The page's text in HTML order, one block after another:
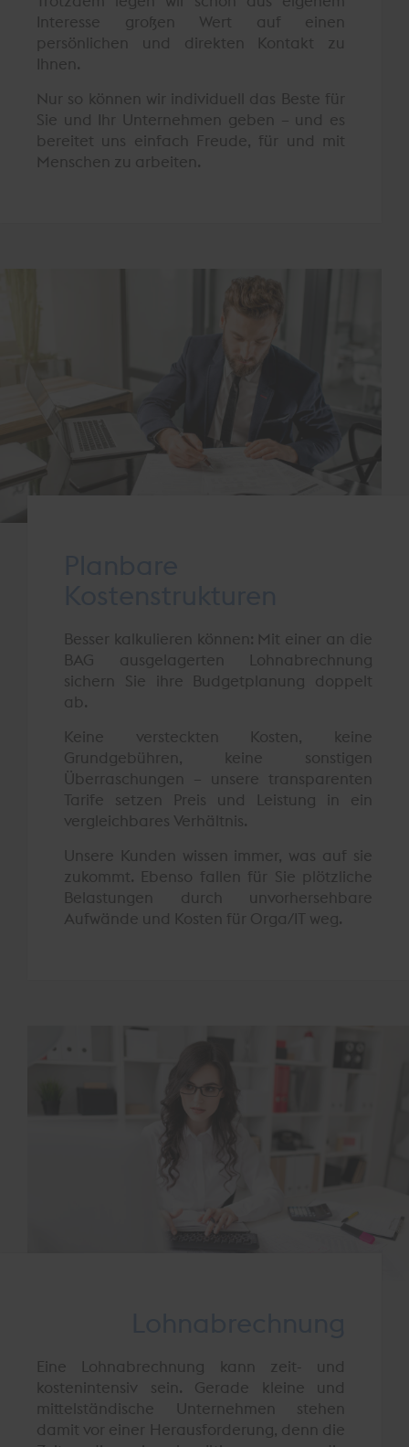
Interesse großen Wert auf einen
persönlichen und direkten Kontakt zu
Ihnen.
Nur so können wir individuell das Beste für
Sie und Ihr Unternehmen geben – und es
bereitet uns einfach Freude, für und mit
Menschen zu arbeiten.
Besser kalkulieren können: Mit einer an die
BAG ausgelagerten Lohnabrechnung
sichern Sie ihre Budgetplanung doppelt
ab.
Keine versteckten Kosten, keine
Grundgebühren, keine sonstigen
Überraschungen – unsere transparenten
Tarife setzen Preis und Leistung in ein
vergleichbares Verhältnis.
Unsere Kunden wissen immer, was auf sie
zukommt. Ebenso fallen für Sie plötzliche
Belastungen durch unvorhersehbare
Aufwände und Kosten für Orga/IT weg.
Eine Lohnabrechnung kann zeit- und
kostenintensiv sein. Gerade kleine und
mittelständische Unternehmen stehen
damit vor einer Herausforderung, denn die